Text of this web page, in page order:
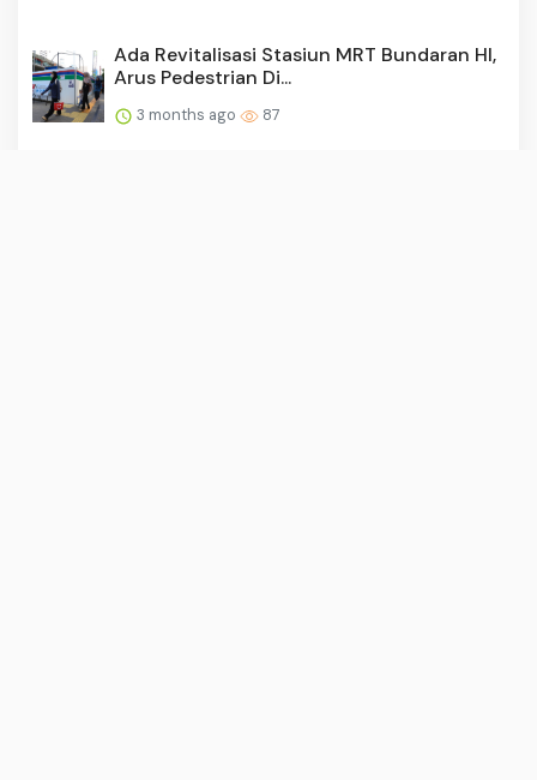
Ada Revitalisasi Stasiun MRT Bundaran HI,
Arus Pedestrian Di...
3 months ago 87